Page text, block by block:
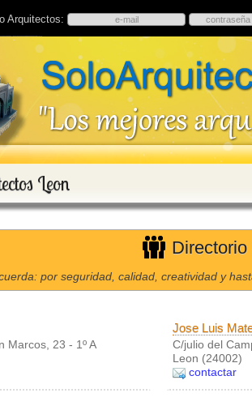
Arquitectos:
Leon
por seguridad, calidad, creatividad y
Marcos, 23 - 1º A
Jose Luis
C/julio del
Leon (24002)
contactar